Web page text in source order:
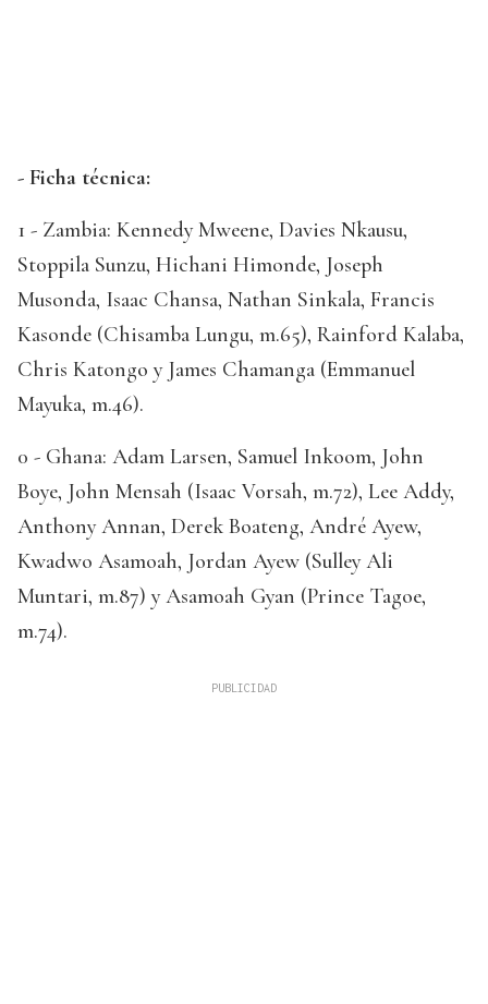
- Ficha técnica:
1 - Zambia: Kennedy Mweene, Davies Nkausu,
Stoppila Sunzu, Hichani Himonde, Joseph
Musonda, Isaac Chansa, Nathan Sinkala, Francis
Kasonde (Chisamba Lungu, m.65), Rainford Kalaba,
Chris Katongo y James Chamanga (Emmanuel
Mayuka, m.46).
0 - Ghana: Adam Larsen, Samuel Inkoom, John
Boye, John Mensah (Isaac Vorsah, m.72), Lee Addy,
Anthony Annan, Derek Boateng, André Ayew,
Kwadwo Asamoah, Jordan Ayew (Sulley Ali
Muntari, m.87) y Asamoah Gyan (Prince Tagoe,
m.74).